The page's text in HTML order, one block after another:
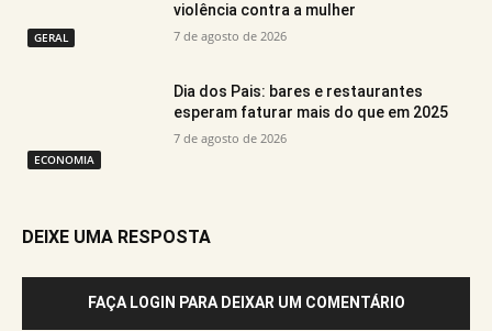
GERAL
violência contra a mulher
7 de agosto de 2026
ECONOMIA
Dia dos Pais: bares e restaurantes
esperam faturar mais do que em 2025
7 de agosto de 2026
DEIXE UMA RESPOSTA
FAÇA LOGIN PARA DEIXAR UM COMENTÁRIO